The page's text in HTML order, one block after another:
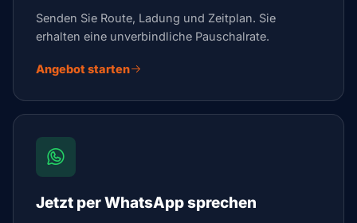
Senden Sie Route, Ladung und Zeitplan. Sie
erhalten eine unverbindliche Pauschalrate.
Angebot starten
Jetzt per WhatsApp sprechen